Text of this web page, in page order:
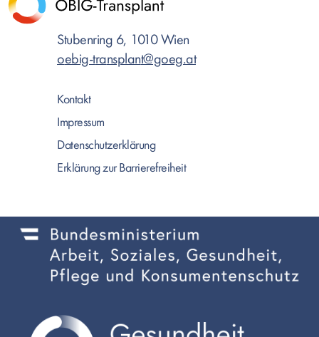
Stubenring 6, 1010 Wien
oebig-transplant@goeg.at
Kontakt
Impressum
Datenschutzerklärung
Erklärung zur Barrierefreiheit